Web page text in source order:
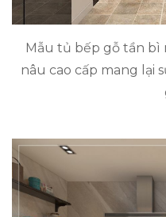
Mẫu tủ bếp gỗ tần bì
nâu cao cấp mang lại